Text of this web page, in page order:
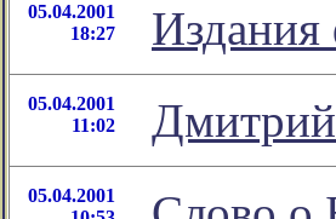
05.04.2001
18:27
Издания
05.04.2001
11:02
05.04.2001